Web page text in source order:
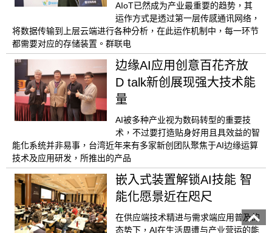
AIoT已然成为产业最重要的趋势，其
运作方式是透过第一层传感通讯网络，
将数据传输到上层云端进行各种分析，在此运作机制中，每一环节
都需要对应的存储装置。群联电
边缘AI应用创意百花齐放
D talk新创展现强大技术能
量
AI被多种产业视为数码转型的重要技
术，不过要打造贴身好用且具效益的智
能化系统并非易事，台湾近年来有多家新创团队聚焦于AI边缘运算
技术及应用研发，所推出的产品
嵌入式装置解锁AI技能 智
能化愿景近在咫尺
在供应端技术精进与需求端应用普及的
态势下，AI在生活周遭与产业营运的能